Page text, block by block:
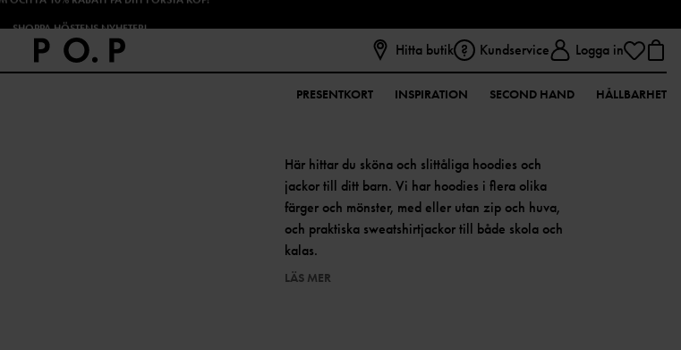
Hitta butik Kundservice Logga in
PRESENTKORT INSPIRATION SECOND HAND HÅLLBARHET
Här hittar du sköna och slittåliga hoodies och
jackor till ditt barn. Vi har hoodies i flera olika
färger och mönster, med eller utan zip och huva,
och praktiska sweatshirtjackor till både skola och
kalas.
LÄS MER